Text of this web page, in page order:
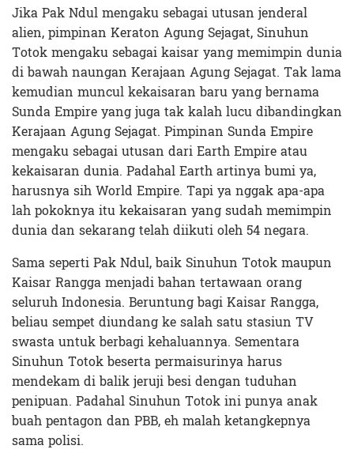
Jika Pak Ndul mengaku sebagai utusan jenderal
alien, pimpinan Keraton Agung Sejagat, Sinuhun
Totok mengaku sebagai kaisar yang memimpin dunia
di bawah naungan Kerajaan Agung Sejagat. Tak lama
kemudian muncul kekaisaran baru yang bernama
Sunda Empire yang juga tak kalah lucu dibandingkan
Kerajaan Agung Sejagat. Pimpinan Sunda Empire
mengaku sebagai utusan dari Earth Empire atau
kekaisaran dunia. Padahal Earth artinya bumi ya,
harusnya sih World Empire. Tapi ya nggak apa-apa
lah pokoknya itu kekaisaran yang sudah memimpin
dunia dan sekarang telah diikuti oleh 54 negara.
Sama seperti Pak Ndul, baik Sinuhun Totok maupun
Kaisar Rangga menjadi bahan tertawaan orang
seluruh Indonesia. Beruntung bagi Kaisar Rangga,
beliau sempet diundang ke salah satu stasiun TV
swasta untuk berbagi kehaluannya. Sementara
Sinuhun Totok beserta permaisurinya harus
mendekam di balik jeruji besi dengan tuduhan
penipuan. Padahal Sinuhun Totok ini punya anak
buah pentagon dan PBB, eh malah ketangkepnya
sama polisi.